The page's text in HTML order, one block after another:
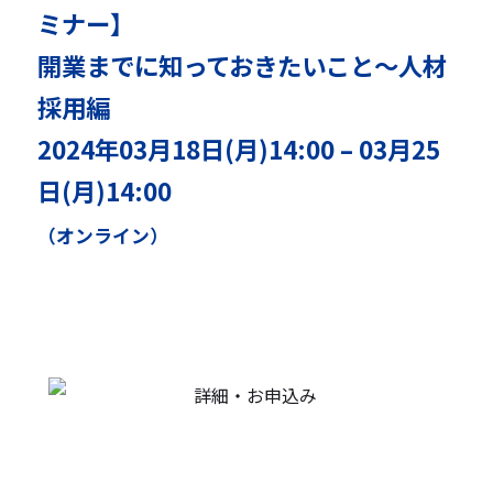
ミナー】
開業までに知っておきたいこと～人材
採用編
2024年03月18日(月)14:00 – 03月25
日(月)14:00
（オンライン）